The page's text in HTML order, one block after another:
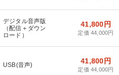
デジタル音声版
（配信＋ダウン
ロード）
41,800円
定価 44,000円
USB(音声) 41,800円
定価 44,000円